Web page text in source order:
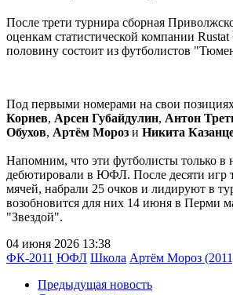
После трети турнира сборная
оценкам статистической компании
половину состоит из футболистов
Под первыми номерами на свои
Корнев, Арсен Губайдулин, Антон
Обухов, Артём Мороз и Никита
Напомним, что эти футболисты только в
дебютировали в ЮФЛ. После десяти игр
мячей, набрали 25 очков и лидируют в
возобновится для них 14 июня в Перми
"Звездой".
04 июня 2026 13:38
ФК-2011 ЮФЛ Школа Артём Мороз
Предыдущая новость